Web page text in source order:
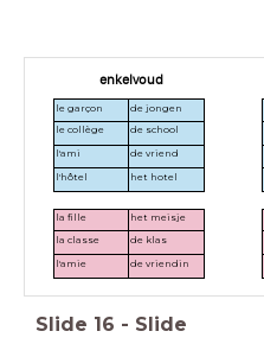
enkelvoud
le garçon
de jongen
le collège
de school
l'ami
de vriend
l'hôtel
het hotel
la fille
het meisje
la classe
de klas
l'amie
de vriendin
Slide 16 - Slide